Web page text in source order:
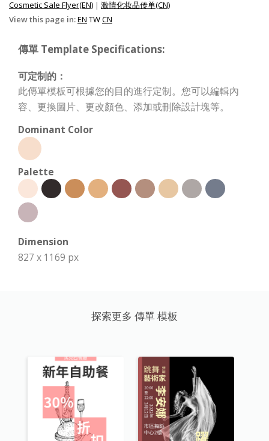
Cosmetic Sale Flyer(EN) | 激情化妆品传单(CN)
View this page in:EN TWCN
傳單 Template Specifications:
可定制的：
此傳單模板可根據您的目的進行定制。您可以編輯內
容、更換圖片、更改顏色、添加或刪除設計塊等。
Dominant Color
Palette
Dimension
827 x 1169 px
探索更多 傳單 模板